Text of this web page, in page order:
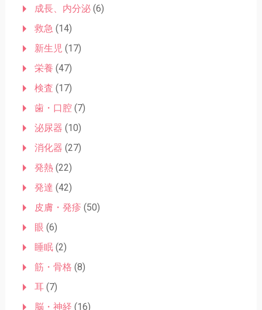
成長、内分泌(6)
救急 (14)
新生児 (17)
栄養 (47)
検査 (17)
歯・口腔(7)
泌尿器 (10)
消化器 (27)
発熱(22)
発達 (42)
皮膚・発疹 (50)
眼 (6)
睡眠(2)
筋・骨格 (8)
耳(7)
脳・神経 (16)